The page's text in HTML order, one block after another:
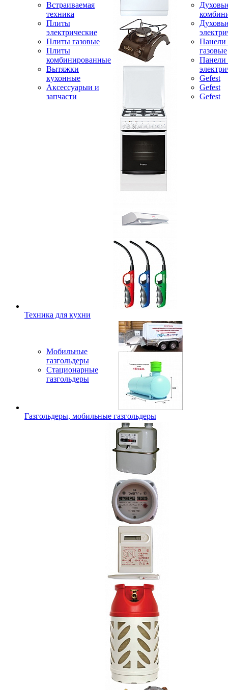
Встраиваемая
техника
Плиты
электрические
Плиты газовые
Плиты
комбинированные
Вытяжки
кухонные
Аксессуарыи и
запчасти
Панели
газовые
Панели
Gefest
Gefest
Gefest
Техника для кухни
Мобильные
газгольдеры
Стационарные
газгольдеры
Газгольдеры, мобильные газгольдеры